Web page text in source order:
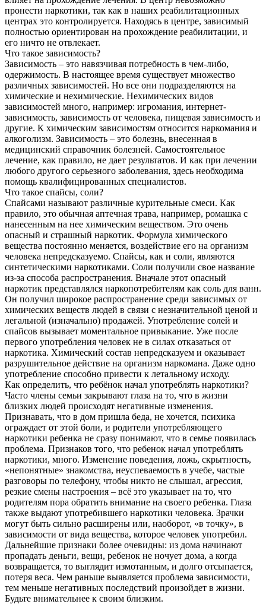
пронести наркотики, так как в наших реабилитационных
центрах это контролируется. Находясь в центре, зависимый
полностью ориентирован на прохождение реабилитации, и
его ничто не отвлекает.
Что такое зависимость?
Зависимость – это навязчивая потребность в чем-либо,
одержимость. В настоящее время существует множество
различных зависимостей. Но все они подразделяются на
химические и нехимические. Нехимических видов
зависимостей много, например: игромания, интернет-
зависимость, зависимость от человека, пищевая зависимость и
другие. К химическим зависимостям относится наркомания и
алкоголизм. Зависимость – это болезнь, внесенная в
медицинский справочник болезней. Самостоятельное
лечение, как правило, не дает результатов. И как при лечении
любого другого серьезного заболевания, здесь необходима
помощь квалифицированных специалистов.
Что такое спайсы, соли?
Спайсами называют различные курительные смеси. Как
правило, это обычная аптечная трава, например, ромашка с
нанесенным на нее химическим веществом. Это очень
опасный и страшный наркотик. Формула химического
вещества постоянно меняется, воздействие его на организм
человека непредсказуемо. Спайсы, как и соли, являются
синтетическими наркотиками. Соли получили свое название
из-за способа распространения. Вначале этот опасный
наркотик представлялся наркопотребителям как соль для ванн.
Он получил широкое распространение среди зависимых от
химических веществ людей в связи с незначительной ценой и
легальной (изначально) продажей. Употребление солей и
спайсов вызывает моментальное привыкание. Уже после
первого употребления человек не в силах отказаться от
наркотика. Химический состав непредсказуем и оказывает
разрушительное действие на организм наркомана. Даже одно
употребление способно привести к летальному исходу.
Как определить, что ребёнок начал употреблять наркотики?
Часто члены семьи закрывают глаза на то, что в жизни
близких людей происходят негативные изменения.
Признавать, что в дом пришла беда, не хочется, психика
ограждает от этой боли, и родители употребляющего
наркотики ребенка не сразу понимают, что в семье появилась
проблема. Признаков того, что ребенок начал употреблять
наркотики, много. Изменение поведения, ложь, скрытность,
«непонятные» знакомства, неуспеваемость в учебе, частые
разговоры по телефону, чтобы никто не слышал, агрессия,
резкие смены настроения – всё это указывает на то, что
родителям пора обратить внимание на своего ребенка. Глаза
также выдают употребившего наркотики человека. Зрачки
могут быть сильно расширены или, наоборот, «в точку», в
зависимости от вида вещества, которое человек употребил.
Дальнейшие признаки более очевидны: из дома начинают
пропадать деньги, вещи, ребенок не ночует дома, а когда
возвращается, то выглядит измотанным, и долго отсыпается,
потеря веса. Чем раньше выявляется проблема зависимости,
тем меньше негативных последствий произойдет в жизни.
Будьте внимательнее к своим близким.